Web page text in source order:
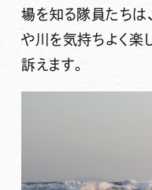
場を知る隊員たちは、
や川を気持ちよく楽
訴えます。